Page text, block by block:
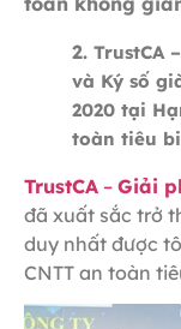
2. TrustCA
và Ký số
2020 tại
toàn tiêu
TrustCA – Giải
đã xuất sắc trở
duy nhất được
CNTT an toàn